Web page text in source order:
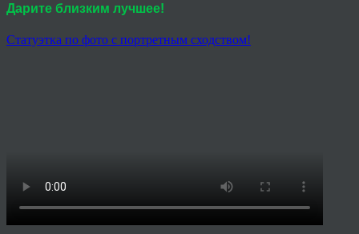
Дарите близким лучшее!
Статуэтка по фото с портретным сходством!